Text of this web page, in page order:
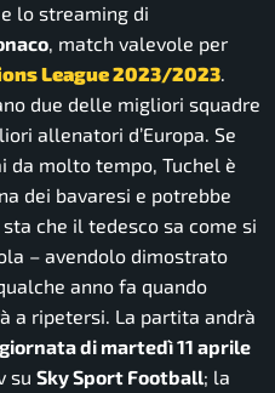
lo streaming di
, match valevole per
League 2023/2023.
due delle migliori squadre
allenatori d’Europa. Se
da molto tempo, Tuchel è
dei bavaresi e potrebbe
che il tedesco sa come si
– avendolo dimostrato
anno fa quando
a ripetersi. La partita andrà
di martedì 11 aprile
su Sky Sport Football; la